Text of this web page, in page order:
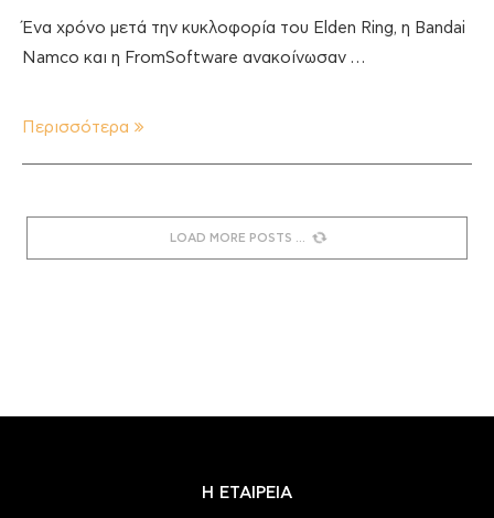
Ένα χρόνο μετά την κυκλοφορία του Elden Ring, η Bandai
Namco και η FromSoftware ανακοίνωσαν …
Περισσότερα
LOAD MORE POSTS
Η ΕΤΑΙΡΕΙΑ